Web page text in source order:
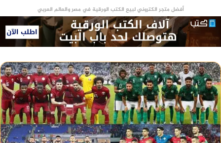
أفضل متجر الكتروني لبيع الكتب الورقية في مصر والعالم العربي